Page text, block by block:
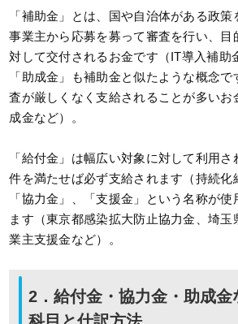
「補助金」とは、国や自治体がある政策
事業主から応募を募って審査を行い、目
対して交付されるお金です（IT導入補助
「助成金」も補助金と似たような概念
査が厳しくなく支給されることが多いお
成金など）。
「給付金」は幅広い対象に対して利用
件を満たせば必ず支給されます（持続化
「協力金」、「支援金」という名称が使
ます（東京都感染拡大防止協力金、埼
業主支援金など）。
2．給付金・協力金・助成金